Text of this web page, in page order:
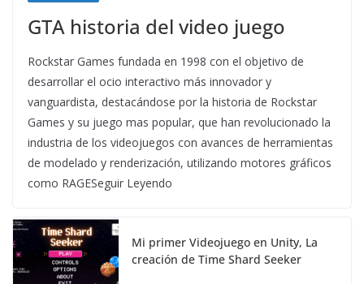
GTA historia del video juego
Rockstar Games fundada en 1998 con el objetivo de
desarrollar el ocio interactivo más innovador y
vanguardista, destacándose por la historia de Rockstar
Games y su juego mas popular, que han revolucionado la
industria de los videojuegos con avances de herramientas
de modelado y renderización, utilizando motores gráficos
como RAGESeguir Leyendo
Mi primer Videojuego en Unity, La
creación de Time Shard Seeker